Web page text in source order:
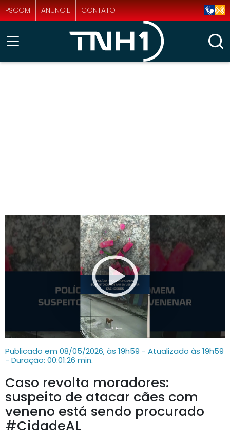
PSCOM ANUNCIE CONTATO
Publicado em 08/05/2026, às 19h59 - Atualizado às 19h59
- Duração: 00:01:26 min.
Caso revolta moradores:
suspeito de atacar cães com
veneno está sendo procurado
#CidadeAL